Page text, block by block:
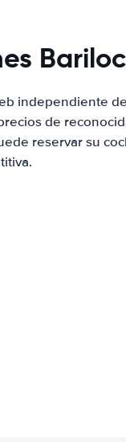
independiente
de
reservar su